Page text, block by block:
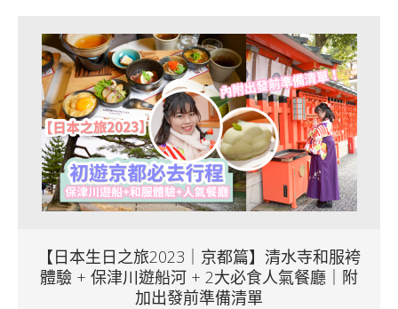
【日本生日之旅2023｜京都篇】清水寺和服袴
體驗 + 保津川遊船河 + 2大必食人氣餐廳｜附
加出發前準備清單